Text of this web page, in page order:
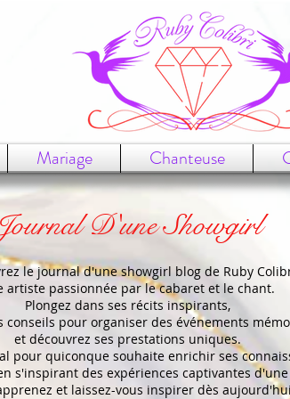
Mariage Chanteuse
D'une Showgirl
le journal d'une showgirl blog de Ruby
artiste passionnée par le cabaret et le chant.
Plongez dans ses récits inspirants,
conseils pour organiser des événements
et découvrez ses prestations uniques.
pour quiconque souhaite enrichir ses
s'inspirant des expériences captivantes
et laissez-vous inspirer dès